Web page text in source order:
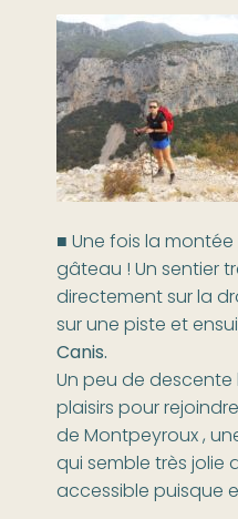
■ Une fois la montée
gâteau ! Un sentier
directement sur la
sur une piste et
Canis.
Un peu de descente
plaisirs pour
de Montpeyroux ,
qui semble très jolie
accessible puisque